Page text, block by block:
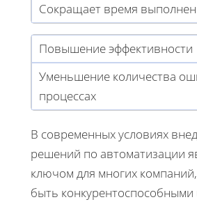
Сокращает время
Повышение эффективности
Уменьшение количества
процессах
В современных условиях
решений по автоматизации
ключом для многих
быть конкурентоспособными